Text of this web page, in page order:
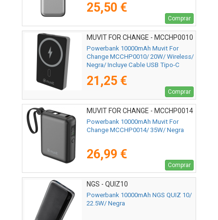
25,50 €
Comprar
MUVIT FOR CHANGE - MCCHP0010
Powerbank 10000mAh Muvit For
Change MCCHP0010/ 20W/ Wireless/
Negra/ Incluye Cable USB Tipo-C
21,25 €
Comprar
MUVIT FOR CHANGE - MCCHP0014
Powerbank 10000mAh Muvit For
Change MCCHP0014/ 35W/ Negra
26,99 €
Comprar
NGS - QUIZ10
Powerbank 10000mAh NGS QUIZ 10/
22.5W/ Negra